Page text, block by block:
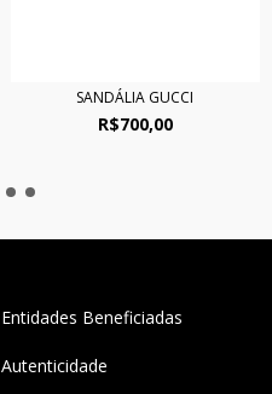
SANDÁLIA GUCCI
R$700,00
Entidades Beneficiadas
Autenticidade